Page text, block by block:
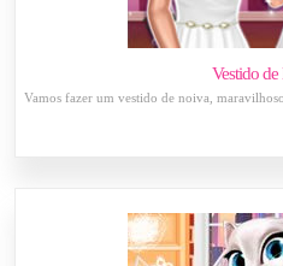
Vestido
Vamos fazer um vestido de noiva,